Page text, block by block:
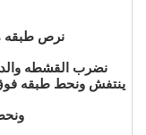
نرص طبقه
نضرب القشطه
ينتفش ونحط طبقه